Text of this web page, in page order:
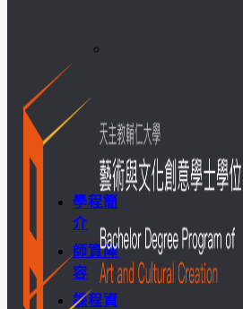
學
金
學程簡
介
師資陣
容
課程資